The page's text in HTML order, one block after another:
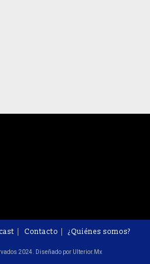
Contacto ¿Quiénes somos?
2024. Diseñado por Ulterior.Mx